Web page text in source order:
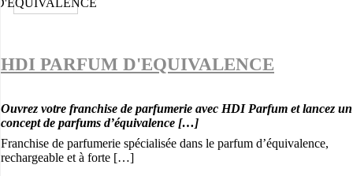
HDI PARFUM D'EQUIVALENCE
Ouvrez votre franchise de parfumerie avec HDI Parfum et lancez un
concept de parfums d’équivalence […]
Franchise de parfumerie spécialisée dans le parfum d’équivalence,
rechargeable et à forte […]